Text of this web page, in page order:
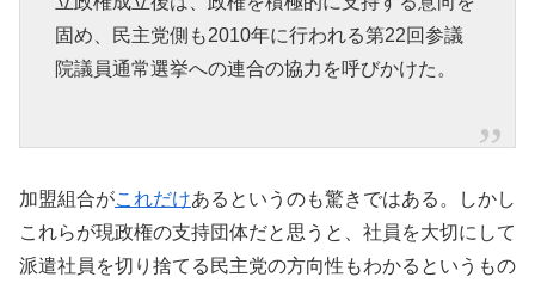
固め、民主党側も2010年に行われる第22回参議
院議員通常選挙への連合の協力を呼びかけた。
加盟組合がこれだけあるというのも驚きではある。しかし
これらが現政権の支持団体だと思うと、社員を大切にして
派遣社員を切り捨てる民主党の方向性もわかるというもの